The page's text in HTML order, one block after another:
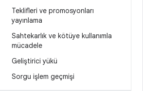
Teklifleri ve promosyonları
yayınlama
Sahtekarlık ve kötüye kullanımla
mücadele
Geliştirici yükü
Sorgu işlem geçmişi